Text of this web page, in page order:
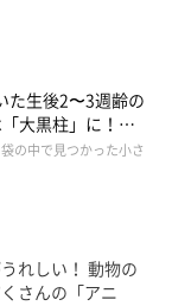
ついているの
を見て楽しむこ
という適度な
ですね◎
たは、公式サイ
た生後2〜3週齢の
「大黒柱」に！
姿にグッとくる
の中で見つかった小さ
れしい！ 動物の
さんの「アニ